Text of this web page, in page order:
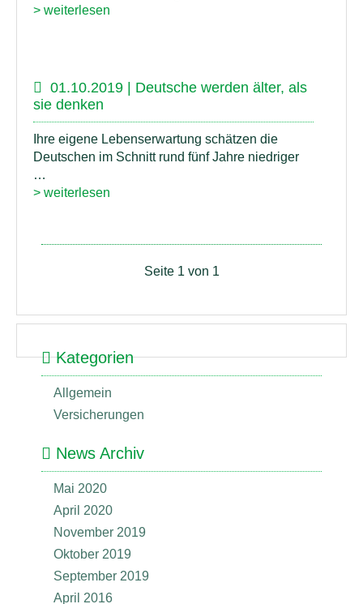
> weiterlesen
01.10.2019 | Deutsche werden älter, als
sie denken
Ihre eigene Lebenserwartung schätzen die
Deutschen im Schnitt rund fünf Jahre niedriger
…
> weiterlesen
Seite 1 von 1
Kategorien
Allgemein
Versicherungen
News Archiv
Mai 2020
April 2020
November 2019
Oktober 2019
September 2019
April 2016